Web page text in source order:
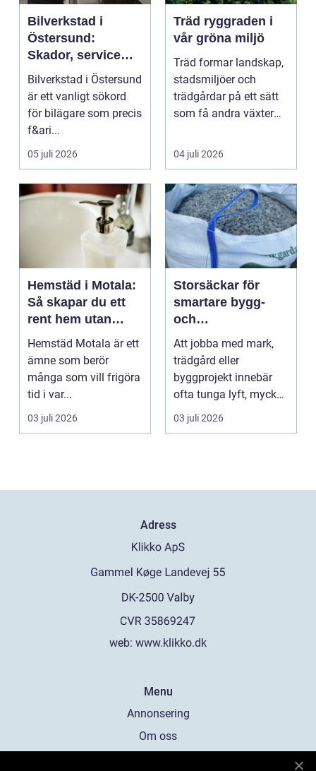
Bilverkstad i
Östersund:
Skador, service
och smarta val för
din bil
Bilverkstad i Östersund
är ett vanligt sökord
för bilägare som precis
f&ari...
05 juli 2026
Träd ryggraden i
vår gröna miljö
Träd formar landskap,
stadsmiljöer och
trädgårdar på ett sätt
som få andra växter
04 juli 2026
Hemstäd i Motala:
Så skapar du ett
rent hem utan
stress
Hemstäd Motala är ett
ämne som berör
många som vill frigöra
tid i var...
03 juli 2026
Storsäckar för
smartare bygg-
och
trädgårdsprojekt
Att jobba med mark,
trädgård eller
byggprojekt innebär
ofta tunga lyft, mycket
logis...
03 juli 2026
Adress
web: www.klikko.dk
Menu
Annonsering
Om oss